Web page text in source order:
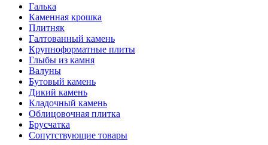
Галька
Каменная крошка
Плитняк
Галтованный камень
Крупноформатные плиты
Глыбы из камня
Валуны
Бутовый камень
Дикий камень
Кладочный камень
Облицовочная плитка
Брусчатка
Сопутствующие товары